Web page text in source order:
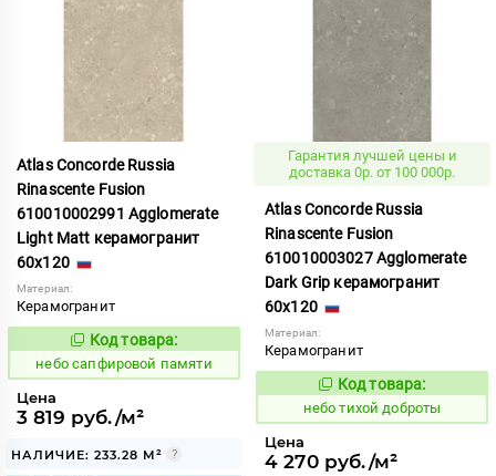
Atlas Concorde Russia
Rinascente Fusion
610010002991 Agglomerate
Light Matt керамогранит
60x120
Материал:
Керамогранит
1119568
Код товара:
небо сапфировой памяти
Цена
3 819 руб./м²
НАЛИЧИЕ: 233.28 М²
Гарантия лучшей цены и
доставка 0р. от 100 000р.
Atlas Concorde Russia
Rinascente Fusion
610010003027 Agglomerate
Dark Grip керамогранит
60x120
Материал:
Керамогранит
1122122
Код товара:
небо тихой доброты
Цена
4 270 руб./м²